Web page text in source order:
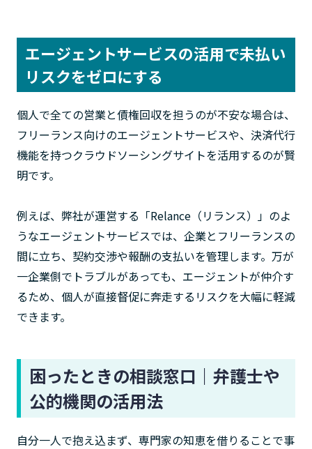
エージェントサービスの活用で未払い
リスクをゼロにする
個人で全ての営業と債権回収を担うのが不安な場合は、
フリーランス向けのエージェントサービスや、決済代行
機能を持つクラウドソーシングサイトを活用するのが賢
明です。
例えば、弊社が運営する「Relance（リランス）」のよ
うなエージェントサービスでは、企業とフリーランスの
間に立ち、契約交渉や報酬の支払いを管理します。万が
一企業側でトラブルがあっても、エージェントが仲介す
るため、個人が直接督促に奔走するリスクを大幅に軽減
できます。
困ったときの相談窓口｜弁護士や
公的機関の活用法
自分一人で抱え込まず、専門家の知恵を借りることで事